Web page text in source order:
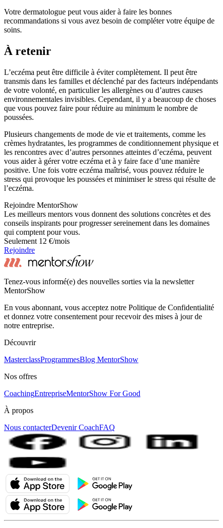
Votre dermatologue peut vous aider à faire les bonnes
recommandations si vous avez besoin de compléter votre équipe de
soins.
À retenir
L’eczéma peut être difficile à éviter complètement. Il peut être
transmis dans les familles et déclenché par des facteurs indépendants
de votre volonté, en particulier les allergènes ou d’autres causes
environnementales invisibles. Cependant, il y a beaucoup de choses
que vous pouvez faire pour réduire au minimum le nombre de
poussées.
Plusieurs changements de mode de vie et traitements, comme les
crèmes hydratantes, les programmes de conditionnement physique et
les rencontres avec d’autres personnes atteintes d’eczéma, peuvent
vous aider à gérer votre eczéma et à y faire face d’une manière
positive. Une fois votre eczéma maîtrisé, vous pouvez réduire le
stress qui provoque les poussées et minimiser le stress qui résulte de
l’eczéma.
Rejoindre MentorShow
Les meilleurs mentors vous donnent des solutions concrètes et des
conseils inspirants pour progresser sereinement dans les domaines
qui comptent pour vous.
Seulement 12 €/mois
Rejoindre
Tenez-vous informé(e) des nouvelles sorties via la newsletter
MentorShow
En vous abonnant, vous acceptez notre Politique de Confidentialité
et donnez votre consentement pour recevoir des mises à jour de
notre entreprise.
Découvrir
MasterclassProgrammesBlog MentorShow
Nos offres
CoachingEntrepriseMentorShow For Good
À propos
Nous contacterDevenir CoachFAQ